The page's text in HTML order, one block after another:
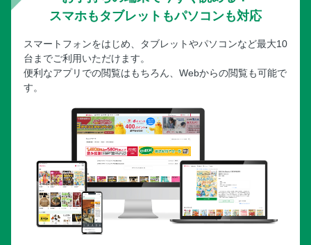
スマホもタブレットもパソコンも対応
スマートフォンをはじめ、タブレットやパソコンなど最大10
台までご利用いただけます。
便利なアプリでの閲覧はもちろん、Webからの閲覧も可能で
す。